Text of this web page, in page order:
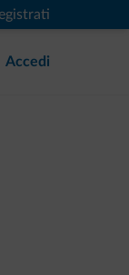
Accedi